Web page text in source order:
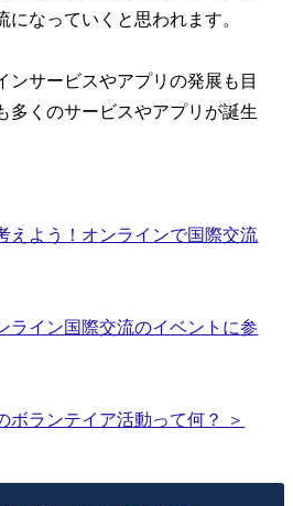
なっていくと思われます。
ンサービスやアプリの発展も目
多くのサービスやアプリが誕生
えよう！オンラインで国際交流
ライン国際交流のイベントに参
ボランテイア活動って何？ ＞